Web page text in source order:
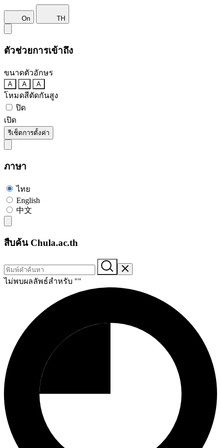
On TH
ตัวช่วยการเข้าถึง
ขนาดตัวอักษร
A A A
โหมดสีตัดกันสูง
ปิด
เปิด
รีเซ็ตการตั้งค่า
ภาษา
ไทย
English
中文
สืบค้น Chula.ac.th
ไม่พบผลลัพธ์สำหรับ ""